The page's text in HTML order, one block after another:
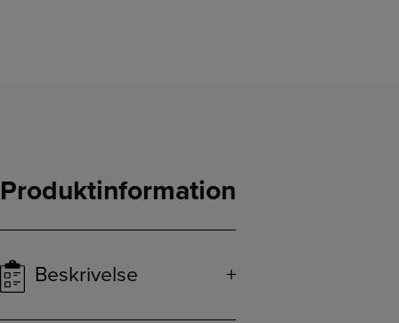
Produktinformation
Beskrivelse